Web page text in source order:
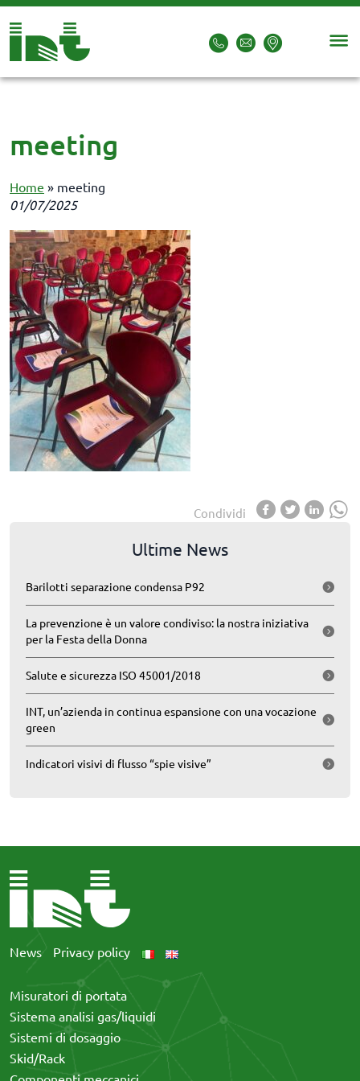
meeting
Home » meeting
01/07/2025
Condividi
Ultime News
Barilotti separazione condensa P92
La prevenzione è un valore condiviso: la nostra iniziativa
per la Festa della Donna
Salute e sicurezza ISO 45001/2018
INT, un’azienda in continua espansione con una vocazione
green
Indicatori visivi di flusso “spie visive”
News Privacy policy
Misuratori di portata
Sistema analisi gas/liquidi
Sistemi di dosaggio
Skid/Rack